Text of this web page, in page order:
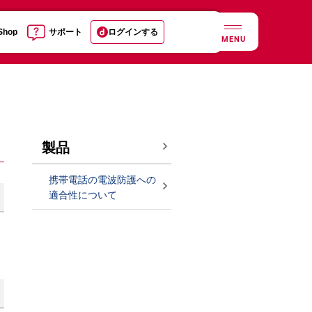
サポート ログインする
MENU
製品
携帯電話の電波防護への
適合性について